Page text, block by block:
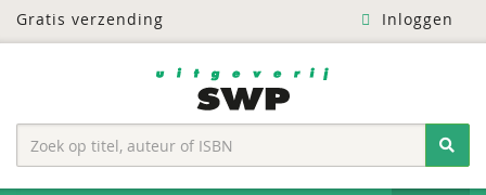
Gratis verzending Inloggen